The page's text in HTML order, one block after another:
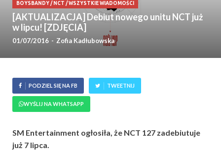
BOYSBANDY/ NCT /WSZYSTKIE WIADOMOŚCI
[AKTUALIZACJA] Debiut nowego unitu NCT już
w lipcu! [ZDJĘCIA]
01/07/2016 - Zofia Kadłubowska
PODZIEL SIĘ NA FB TWEETNIJ
WYŚLIJ NA WHATSAPP
SM Entertainment ogłosiła, że NCT 127 zadebiutuje
już 7 lipca.